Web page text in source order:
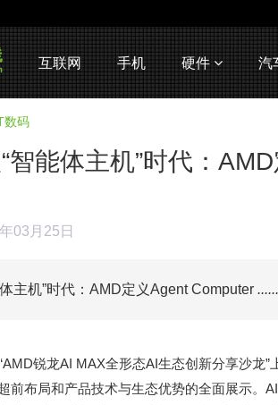
互联网 手机 硬件 汽
数码
智能体主机”时代：
03月25日
主机”时代：AMD定义Agent Computer ......
锐龙AI MAX全形态AI生态创新分享沙龙
前布局和产品技术与生态优势的全面展示。